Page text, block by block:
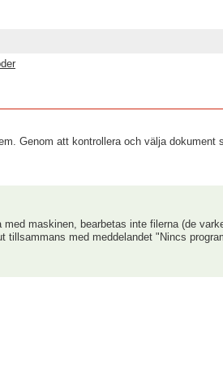
Genom att kontrollera och välja dokument
maskinen, bearbetas inte filerna (de
med meddelandet "Nincs